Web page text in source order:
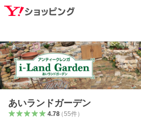
あいランドガーデン
4.78（55件）